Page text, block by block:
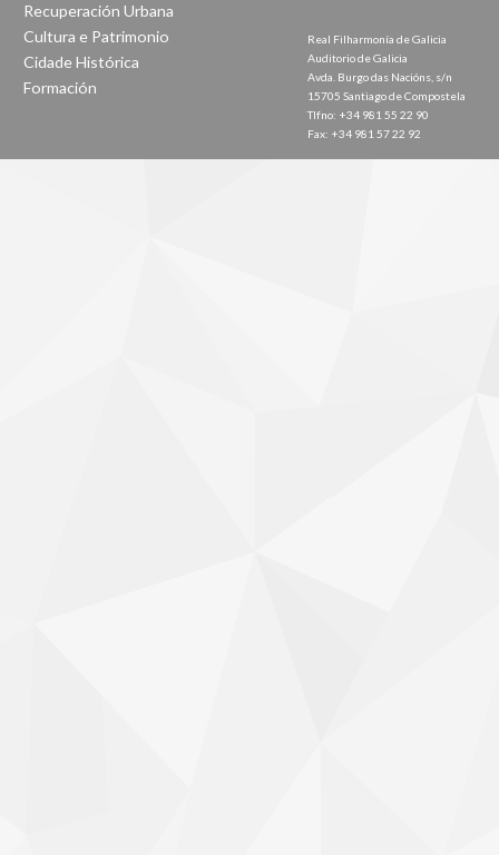
Recuperación Urbana
Cultura e Patrimonio
Cidade Histórica
Formación
Real Filharmonía de Galicia
Auditorio de Galicia
Avda. Burgo das Nacións, s/n
15705 Santiago de Compostela
Tlfno: +34 981 55 22 90
Fax: +34 981 57 22 92